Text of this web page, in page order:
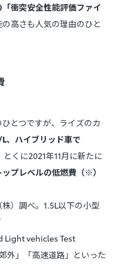
衝突安全性能評価ファイ
高さも人気の理由のひと
とつですが、ライズのカ
、ハイブリッド車で
くに2021年11月に新たに
プレベルの低燃費（※）
）調べ。1.5L以下の小型
vehicles Test
外」「高速道路」といった